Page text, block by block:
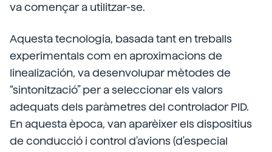
va començar a utilitzar-se.
Aquesta tecnologia, basada tant en treballs
experimentals com en aproximacions de
linealización, va desenvolupar mètodes de
“sintonització” per a seleccionar els valors
adequats dels paràmetres del controlador PID.
En aquesta època, van aparèixer els dispositius
de conducció i control d'avions (d'especial